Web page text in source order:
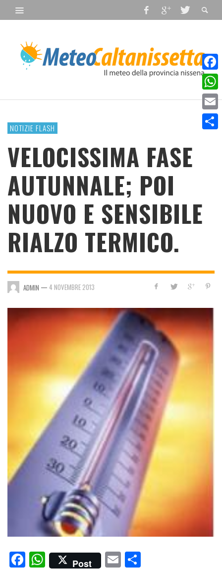
NOTIZIE FLASH
VELOCISSIMA FASE
AUTUNNALE; POI
NUOVO E SENSIBILE
RIALZO TERMICO.
ADMIN — 4 NOVEMBRE 2013
Facebook
WhatsApp
Post Email
Email